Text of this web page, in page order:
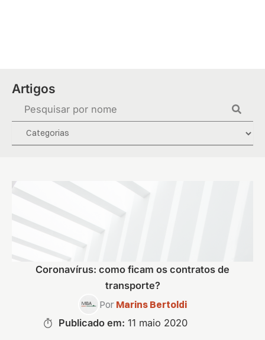
Artigos
Coronavírus: como ficam os contratos de
transporte?
Por Marins Bertoldi
Publicado em: 11 maio 2020